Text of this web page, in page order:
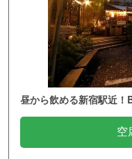
昼から飲める新宿駅近
空